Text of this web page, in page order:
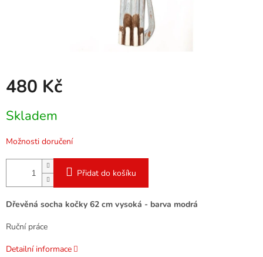
480 Kč
cena:
Skladem
Možnosti doručení
Přidat do košíku
Dřevěná socha kočky 62 cm vysoká - barva modrá
Ruční práce
Detailní informace